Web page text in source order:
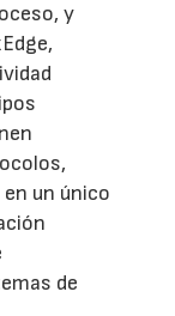
y
un único
de